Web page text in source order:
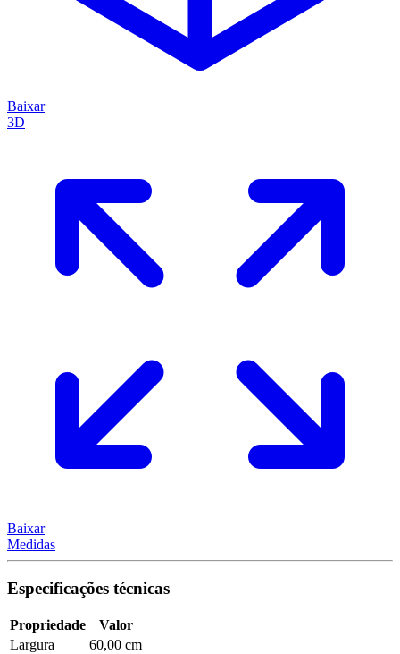
Baixar
3D
Baixar
Medidas
Especificações técnicas
Propriedade
Valor
Largura
60,00 cm